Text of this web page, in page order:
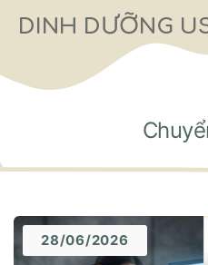
đến
dung
DINH DƯỠNG
28/06/2026